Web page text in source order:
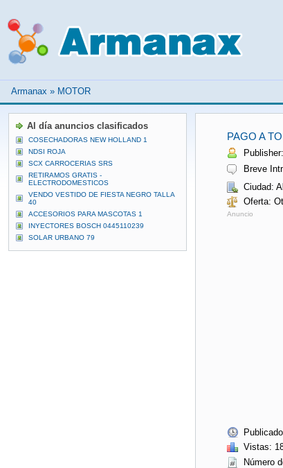
Armanax » MOTOR
PAGO A
Breve
Ciudad:
Oferta:
Anuncio
Vistas:
Número
Al día anuncios clasificados
COSECHADORAS NEW HOLLAND 1
NDSI ROJA
SCX CARROCERIAS SRS
RETIRAMOS GRATIS -
ELECTRODOMESTICOS
VENDO VESTIDO DE FIESTA NEGRO TALLA
40
ACCESORIOS PARA MASCOTAS 1
INYECTORES BOSCH 0445110239
SOLAR URBANO 79